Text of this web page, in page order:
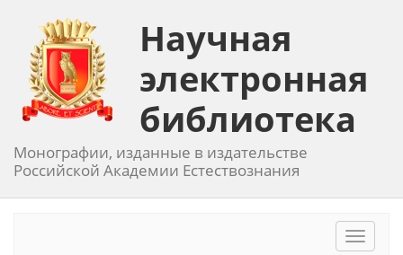
Научная
электронная
библиотека
Монографии, изданные в издательстве
Российской Академии Естествознания
Toggle